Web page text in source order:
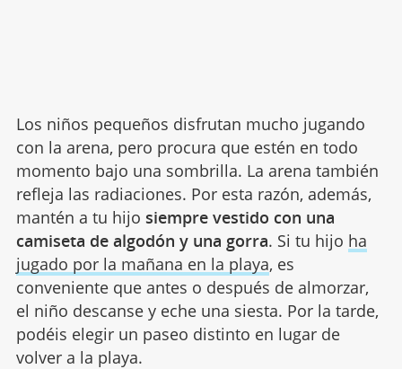
Los niños pequeños disfrutan mucho jugando
con la arena, pero procura que estén en todo
momento bajo una sombrilla. La arena también
refleja las radiaciones. Por esta razón, además,
mantén a tu hijo siempre vestido con una
camiseta de algodón y una gorra. Si tu hijo ha
jugado por la mañana en la playa, es
conveniente que antes o después de almorzar,
el niño descanse y eche una siesta. Por la tarde,
podéis elegir un paseo distinto en lugar de
volver a la playa.